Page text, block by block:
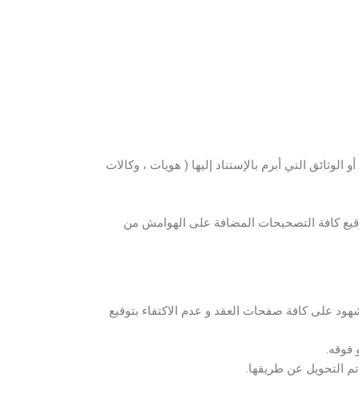
التي أبرم بالإستناد إليها ( هويات ، وكالات
بين الأسطر و التصحيح يكون على الهوامش باستعمال الأرقام (11 – 12 – 13) مع توقيع كافة التصحيحات المضافة على الهوامش من
على كافة صفحات العقد و عدم الاكتفاء بتوقيع